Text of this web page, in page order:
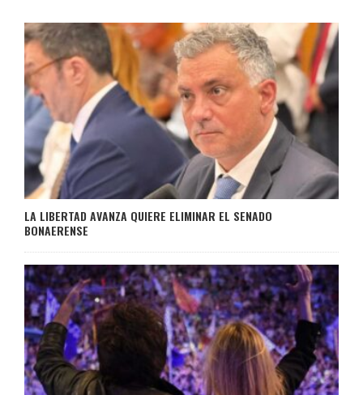
LA LIBERTAD AVANZA QUIERE ELIMINAR EL SENADO
BONAERENSE